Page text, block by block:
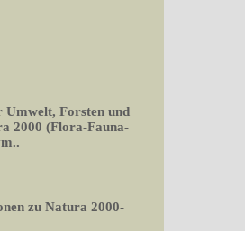
Forsten und
2000 (Flora-Fauna-
zu Natura 2000-